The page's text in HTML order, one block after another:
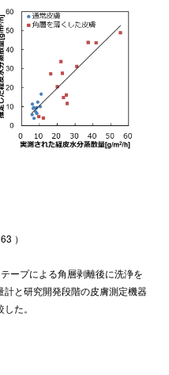
）
プによる角層剥離後に洗浄を
と研究開発段階の皮膚測定機器
た。